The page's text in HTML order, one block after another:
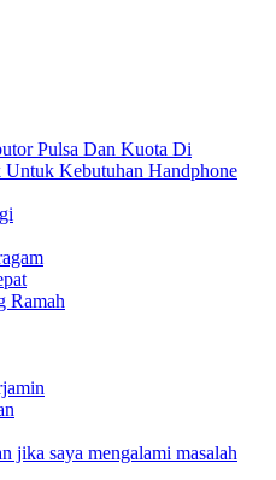
Pulsa Dan Kuota Di
Kebutuhan Handphone
Ramah
jika saya mengalami masalah